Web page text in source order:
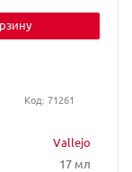
Vallejo
17 мл
Код: 71261